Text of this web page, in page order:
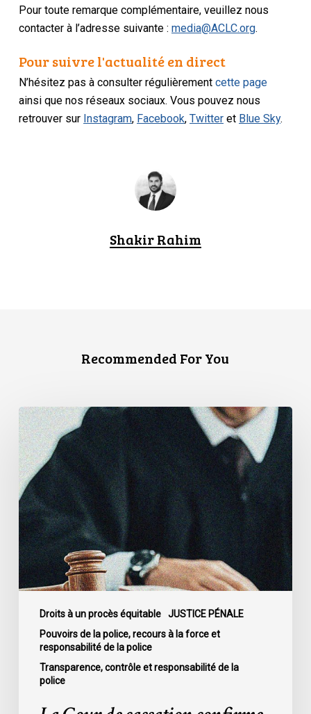
Pour toute remarque complémentaire, veuillez nous
contacter à l’adresse suivante :media@ACLC.org.
Pour suivre l'actualité en direct
N’hésitez pas à consulter régulièrementcette page
ainsi que nos réseaux sociaux. Vous pouvez nous
retrouver sur Instagram, Facebook,Twitter et Blue Sky.
Shakir Rahim
Recommended For You
Droits à un procès équitable
JUSTICE PÉNALE
Pouvoirs de la police, recours à la force et
responsabilité de la police
Transparence, contrôle et responsabilité de la
police
La
Cour
de
cassation
confirme
l’obligation
stricte
de
divulguer
les
informations
relatives
fautes
professionnelles